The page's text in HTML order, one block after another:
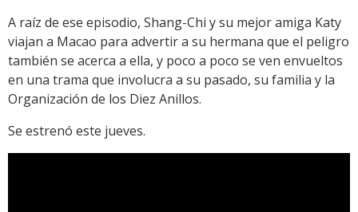
A raíz de ese episodio, Shang-Chi y su mejor amiga Katy
viajan a Macao para advertir a su hermana que el peligro
también se acerca a ella, y poco a poco se ven envueltos
en una trama que involucra a su pasado, su familia y la
Organización de los Diez Anillos.
Se estrenó este jueves.